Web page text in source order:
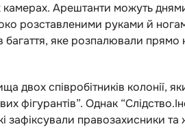
камерах. Арештанти можуть
розставленими руками й
багаття, яке розпалювали прямо
двох співробітників колонії,
фігурантів”. Однак
зафіксували правозахисники та